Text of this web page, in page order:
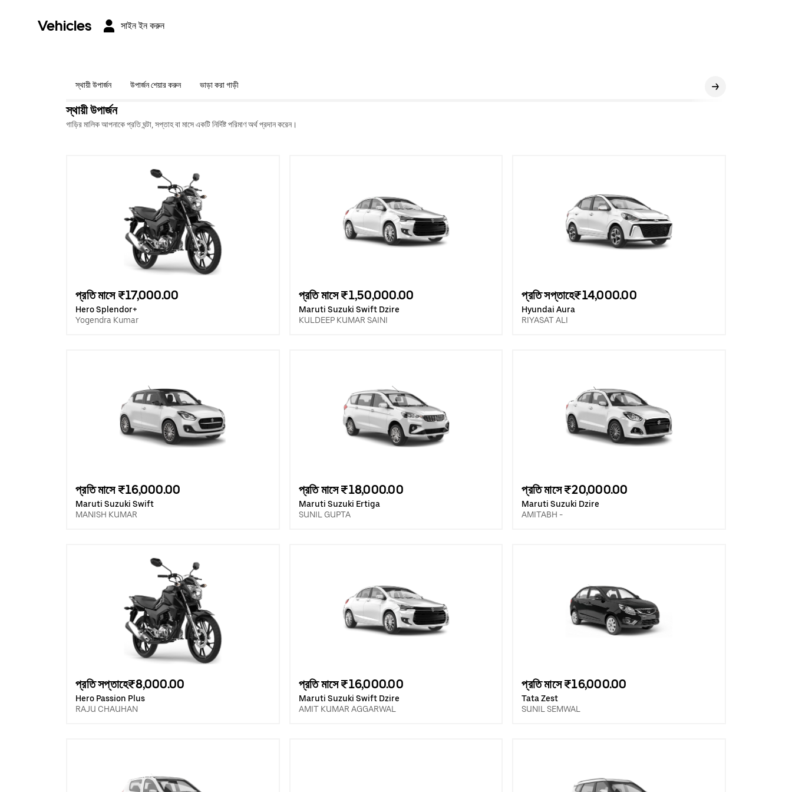
Vehicles সাইন ইন করুন
স্থায়ী উপার্জন উপার্জন শেয়ার করুন ভাড়া করা গাড়ী
স্থায়ী উপার্জন
গাড়ির মালিক আপনাকে প্রতি ঘন্টা, সপ্তাহ বা মাসে একটি নির্দিষ্ট পরিমাণ অর্থ প্রদান করেন।
প্রতি মাসে ₹17,000.00
Hero Splendor+
Yogendra Kumar
প্রতি মাসে ₹1,50,000.00
Maruti Suzuki Swift Dzire
KULDEEP KUMAR SAINI
প্রতি সপ্তাহে₹14,000.00
Hyundai Aura
RIYASAT ALI
প্রতি মাসে ₹16,000.00
Maruti Suzuki Swift
MANISH KUMAR
প্রতি মাসে ₹18,000.00
Maruti Suzuki Ertiga
SUNIL GUPTA
প্রতি মাসে ₹20,000.00
Maruti Suzuki Dzire
AMITABH -
প্রতি সপ্তাহে₹8,000.00
Hero Passion Plus
RAJU CHAUHAN
প্রতি মাসে ₹16,000.00
Maruti Suzuki Swift Dzire
AMIT KUMAR AGGARWAL
প্রতি মাসে ₹16,000.00
Tata Zest
SUNIL SEMWAL